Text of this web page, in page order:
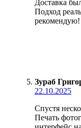
Доставка
Подход
рекомендую!
Зураб
22.10.2025
Спустя
Печать